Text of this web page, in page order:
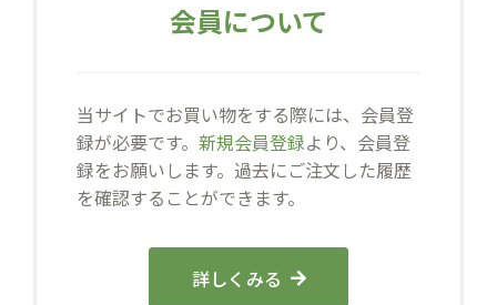
会員について
当サイトでお買い物をする際には、会員登
録が必要です。 新規会員登録より、会員登
録をお願いします。過去にご注文した履歴
を確認することができます。
詳しくみる